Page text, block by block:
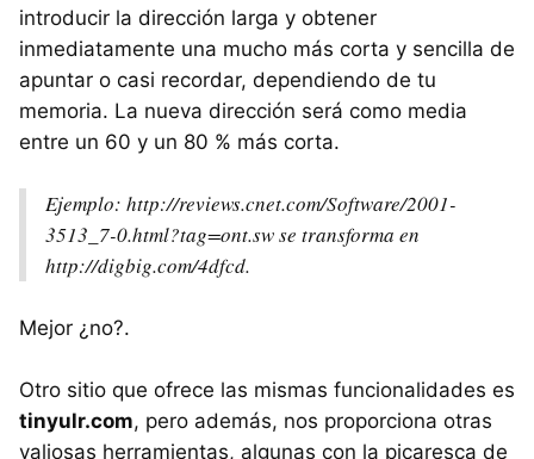
introducir la dirección larga y obtener
inmediatamente una mucho más corta y sencilla de
apuntar o casi recordar, dependiendo de tu
memoria. La nueva dirección será como media
entre un 60 y un 80 % más corta.
Ejemplo: http://reviews.cnet.com/Software/2001-
3513_7-0.html?tag=ont.sw se transforma en
http://digbig.com/4dfcd.
Mejor ¿no?.
Otro sitio que ofrece las mismas funcionalidades es
tinyulr.com, pero además, nos proporciona otras
valiosas herramientas, algunas con la picaresca de